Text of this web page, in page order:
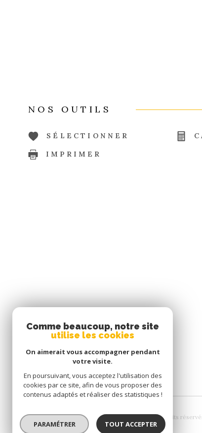
NOS OUTILS
SÉLECTIONNER
IMPRIMER
© 2026 | Tous droits
Comme beaucoup, notre site
utilise les cookies
On aimerait vous accompagner pendant
votre visite.
En poursuivant, vous acceptez l'utilisation des
cookies par ce site, afin de vous proposer des
contenus adaptés et réaliser des statistiques !
PARAMÉTRER TOUT ACCEPTER